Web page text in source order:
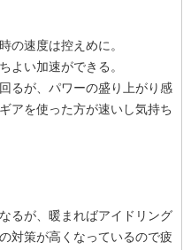
の速度は控えめに。
よい加速ができる。
るが、パワーの盛り上がり感
アを使った方が速いし気持ち
るが、暖まればアイドリング
対策が高くなっているので疲